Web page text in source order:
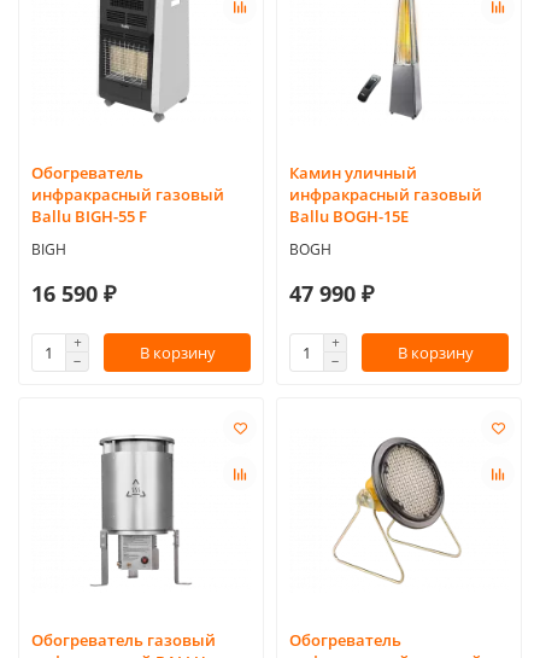
Обогреватель
инфракрасный газовый
Ballu BIGH-55 F
BIGH
16 590 ₽
В корзину
Камин уличный
инфракрасный газовый
Ballu BOGH-15E
BOGH
47 990 ₽
В корзину
Обогреватель газовый
Обогреватель